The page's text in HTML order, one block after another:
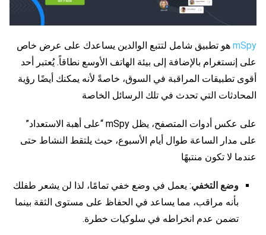
mSpy هو تطبيق شامل لتتبع الوالدين يساعدك على عرض خاص
على إنستغرام بالإضافة إلى بيئة الهاتف الأوسع نطاقاً. يُعتبر أحد
أقوى تطبيقات المراقبة في السوق، خاصةً لأنه يمكنك أيضًا رؤية
المحادثات التي تحدث في تلك الرسائل الخاصة
على عكس أدوات المتصفح، يظل mSpy “على أهبة الاستعداد”
على مدار الساعة طوال أيام الأسبوع، حيث يلتقط النشاط حتى
عندما لا تكون منتبهًا
وضع التخفي: يعمل في وضع خفي تمامًا، لذا لن يشعر طفلك
بأنه مراقب، مما يساعد في الحفاظ على مستوى الثقة بينما
تضمن عدم انخراطه في سلوكيات خطرة.